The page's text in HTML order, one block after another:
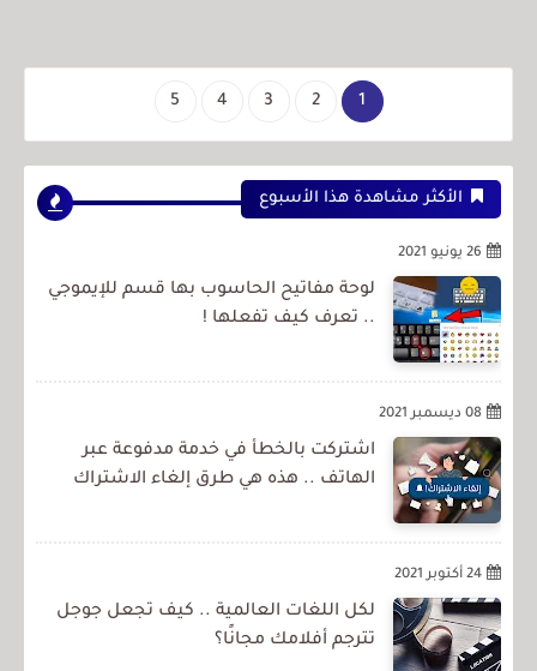
1
2
3
4
5
الأكثر مشاهدة هذا الأسبوع
26 يونيو 2021
لوحة مفاتيح الحاسوب بها قسم للإيموجي
.. تعرف كيف تفعلها !
08 ديسمبر 2021
اشتركت بالخطأ في خدمة مدفوعة عبر
الهاتف .. هذه هي طرق إلغاء الاشتراك
24 أكتوبر 2021
لكل اللغات العالمية .. كيف تجعل جوجل
تترجم أفلامك مجانًا؟